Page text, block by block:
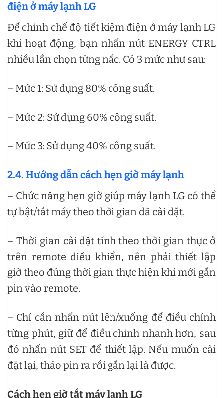
điện ở máy lạnh LG
Để chỉnh chế độ tiết kiệm điện ở máy lạnh LG
khi hoạt động, bạn nhấn nút ENERGY CTRL
nhiều lần chọn từng nấc. Có 3 mức như sau:
– Mức 1: Sử dụng 80% công suất.
– Mức 2: Sử dụng 60% công suất.
– Mức 3: Sử dụng 40% công suất.
2.4. Hướng dẫn cách hẹn giờ máy lạnh
– Chức năng hẹn giờ giúp máy lạnh LG có thể
tự bật/tắt máy theo thời gian đã cài đặt.
– Thời gian cài đặt tính theo thời gian thực ở
trên remote điều khiển, nên phải thiết lập
giờ theo đúng thời gian thực hiện khi mới gắn
pin vào remote.
– Chỉ cần nhấn nút lên/xuống để điều chỉnh
từng phút, giữ để điều chỉnh nhanh hơn, sau
đó nhấn nút SET để thiết lập. Nếu muốn cài
đặt lại, tháo pin ra rồi gắn lại là được.
Cách hẹn giờ tắt máy lạnh LG